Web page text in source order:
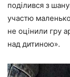
поділився з
участю
не оцінили гру
над дитиною».